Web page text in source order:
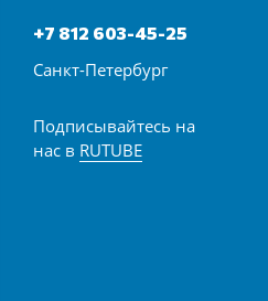
+7 812 603-45-25
Санкт-Петербург
Подписывайтесь на
нас в RUTUBE